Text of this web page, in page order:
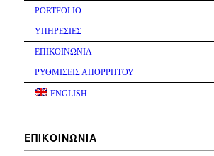
PORTFOLIO
ΥΠΗΡΕΣΙΕΣ
ΕΠΙΚΟΙΝΩΝΙΑ
ΡΥΘΜΙΣΕΙΣ ΑΠΟΡΡΗΤΟΥ
ENGLISH
ΕΠΙΚΟΙΝΩΝΙΑ